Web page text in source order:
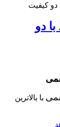
دو کیفیت
دو
با بالاترین